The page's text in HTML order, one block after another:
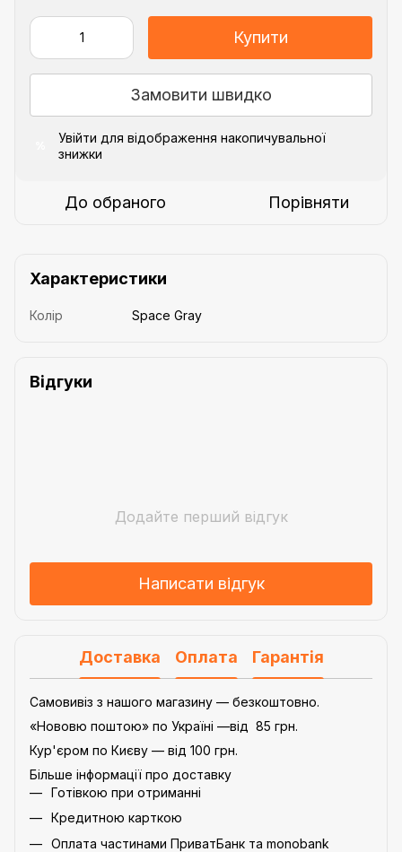
Купити
Замовити швидко
Увійти для відображення накопичувальної
знижки
До обраного Порівняти
Характеристики
Колір Space Gray
Відгуки
Додайте перший відгук
Написати відгук
Доставка Оплата Гарантія
Самовивіз з нашого магазину — безкоштовно.
«Нововю поштою» по Україні —від 85 грн.
Кур'єром по Києву — від 100 грн.
Більше інформації про доставку
Готівкою при отриманні
Кредитною карткою
Оплата частинами ПриватБанк та monobank